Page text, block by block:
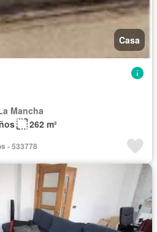
Casa
Mancha
262 m²
- 533778